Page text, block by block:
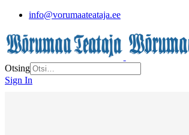
info@vorumaateataja.ee
Otsing
Sign In